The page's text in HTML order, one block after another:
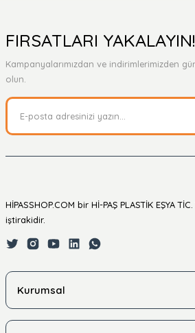
Ürün hakkında henüz soru
FIRSATLARI YAKALAYIN!
Kampanyalarımızdan ve indirimlerimizden
olun.
HİPASSHOP.COM bir Hİ-PAŞ PLASTİK EŞYA
iştirakidir.
Kurumsal